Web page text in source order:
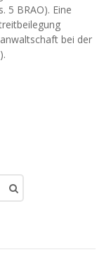
5 BRAO). Eine
bei der